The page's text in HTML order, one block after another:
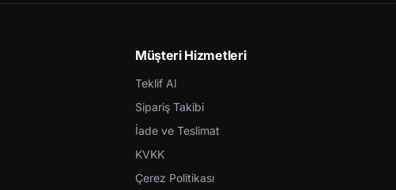
Müşteri Hizmetleri
Teklif Al
Sipariş Takibi
İade ve Teslimat
KVKK
Çerez Politikası